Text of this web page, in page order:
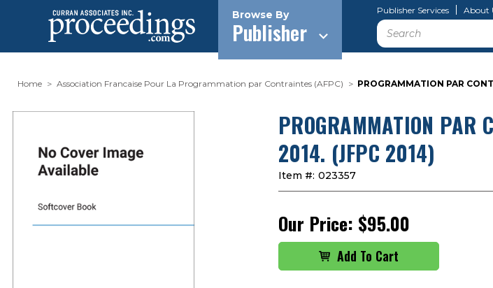
Browse By
Publisher
Publisher Services About
Search
Home Association Francaise Pour La Programmation par Contraintes (AFPC) PROGRAMMATION PAR
PROGRAMMATION PAR
2014. (JFPC 2014)
Item #: 023357
Our Price: $95.00